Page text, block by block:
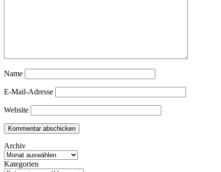
Name
E-Mail-Adresse
Website
Archiv
Kategorien